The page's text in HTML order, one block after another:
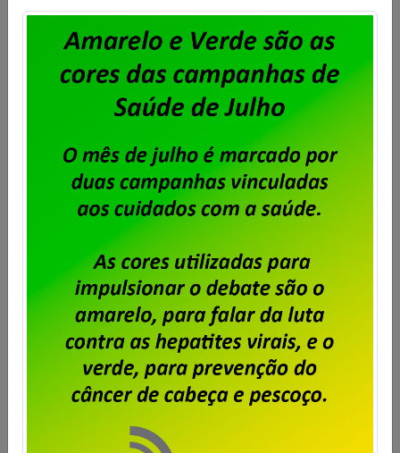
oposição por parte daqueles que não […]
Saiba mais
Dataprev – Assembleia para tratar
da PLR 2026